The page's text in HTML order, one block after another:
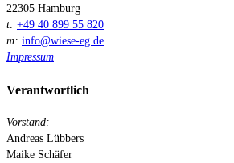
22305 Hamburg
t: +49 40 899 55 820
m: info@wiese-eg.de
Impressum
Verantwortlich
Vorstand:
Andreas Lübbers
Maike Schäfer